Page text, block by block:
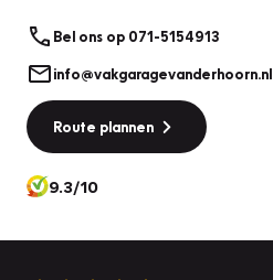
Bel ons op 071-5154913
info@vakgaragevanderhoorn.nl
Route plannen
9.3/10